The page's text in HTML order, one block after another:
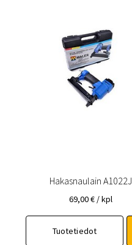
Hakasnaulain A1022J
69,00€ / kpl
Tuotetiedot